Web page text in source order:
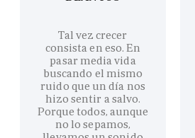
Tal vez crecer
consista en eso. En
pasar media vida
buscando el mismo
ruido que un día nos
hizo sentir a salvo.
Porque todos, aunque
no lo sepamos,